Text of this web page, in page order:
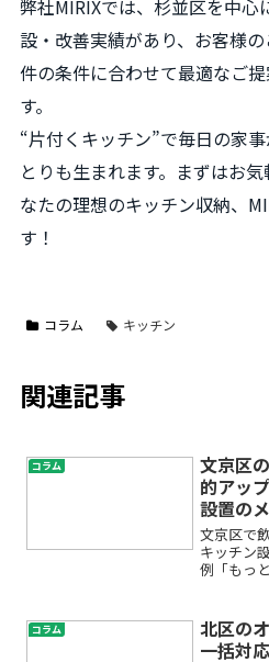
弊社MIRIXでは、杉並区を中心
設・改善実績があり、お客様
件の条件に合わせて最適なご
す。
“片付くキッチン”で毎日の家
とりも生まれます。まずはお
なたの理想のキッチン収納、
す！
コラム キッチン
関連記事
コラム
文京区
的アッ
設置の
文京区で
キッチン
例「もっ
「お店
増やし
か？文京
から開業
コラム
北区の
一括対